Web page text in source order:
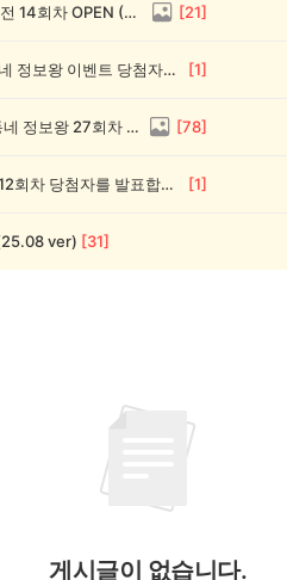
전원 1,000캐시! 🥳 우리 동네 썰전 14회차 OPEN (~8/17) [21]
💰[당첨자 발표] 26회차 우리 동네 정보왕 이벤트 당첨자를 발표합니다! [1]
💸 전원 2,000캐시 지급! 우리 동네 정보왕 27회차 (~8/10) [78]
💰[당첨자 발표] 우리 동네 썰전 12회차 당첨자를 발표합니다! [1]
ver) [31]
게시글이 없습니다.